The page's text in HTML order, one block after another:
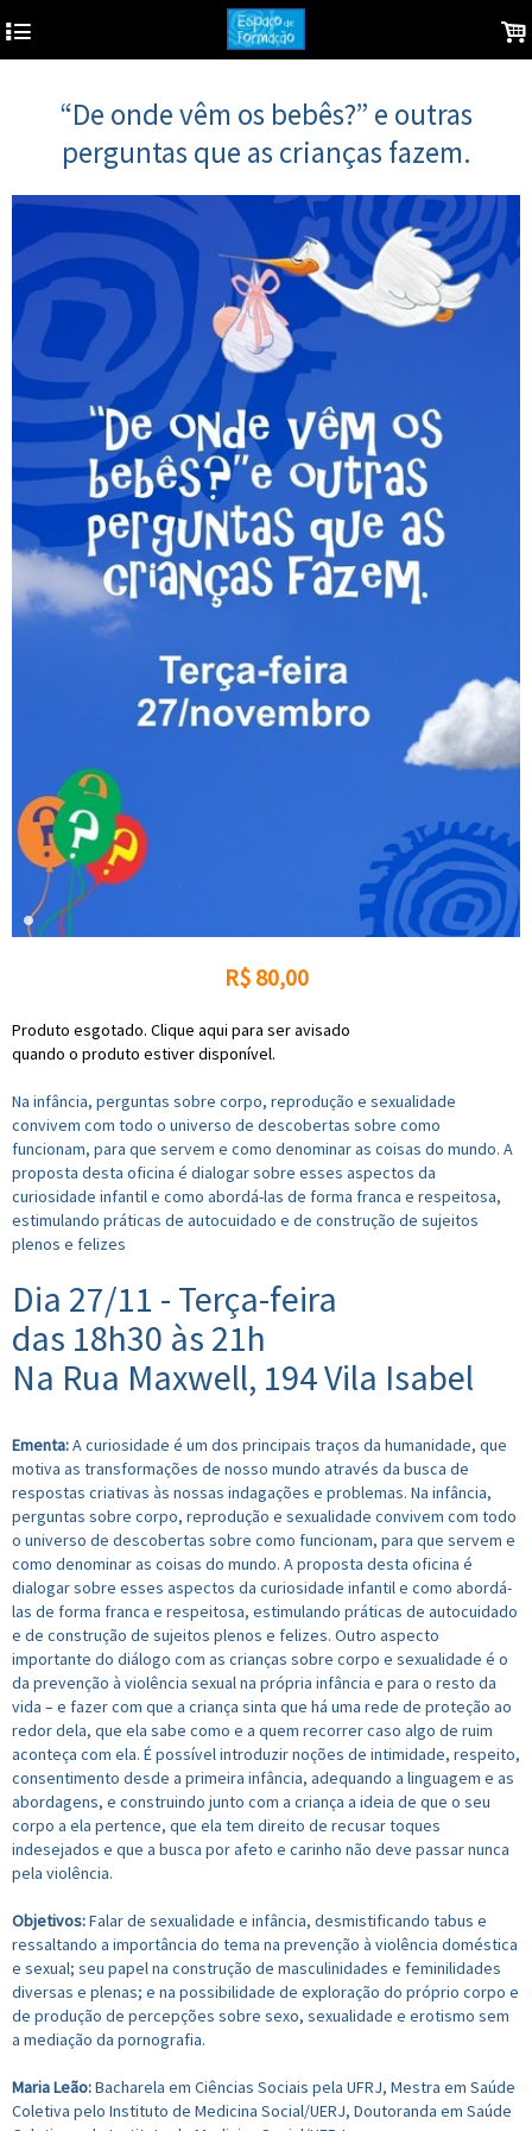
4 .
“De onde vêm os bebês?” e outras
perguntas que as crianças fazem.
R$ 80,00
Produto esgotado. Clique aqui para ser avisado
quando o produto estiver disponível.
Na infância, perguntas sobre corpo, reprodução e sexualidade
convivem com todo o universo de descobertas sobre como
funcionam, para que servem e como denominar as coisas do mundo. A
proposta desta oficina é dialogar sobre esses aspectos da
curiosidade infantil e como abordá-las de forma franca e respeitosa,
estimulando práticas de autocuidado e de construção de sujeitos
plenos e felizes
Dia 27/11 - Terça-feira
das 18h30 às 21h
Na Rua Maxwell, 194 Vila Isabel
Ementa:A curiosidade é um dos principais traços da humanidade, que
motiva as transformações de nosso mundo através da busca de
respostas criativas às nossas indagações e problemas. Na infância,
perguntas sobre corpo, reprodução e sexualidade convivem com todo
o universo de descobertas sobre como funcionam, para que servem e
como denominar as coisas do mundo. A proposta desta oficina é
dialogar sobre esses aspectos da curiosidade infantil e como abordá-
las de forma franca e respeitosa, estimulando práticas de autocuidado
e de construção de sujeitos plenos e felizes. Outro aspecto
importante do diálogo com as crianças sobre corpo e sexualidade é o
da prevenção à violência sexual na própria infância e para o resto da
vida – e fazer com que a criança sinta que há uma rede de proteção ao
redor dela, que ela sabe como e a quem recorrer caso algo de ruim
aconteça com ela. É possível introduzir noções de intimidade, respeito,
consentimento desde a primeira infância, adequando a linguagem e as
abordagens, e construindo junto com a criança a ideia de que o seu
corpo a ela pertence, que ela tem direito de recusar toques
indesejados e que a busca por afeto e carinho não deve passar nunca
pela violência.
Objetivos:Falar de sexualidade e infância, desmistificando tabus e
ressaltando a importância do tema na prevenção à violência doméstica
e sexual; seu papel na construção de masculinidades e feminilidades
diversas e plenas; e na possibilidade de exploração do próprio corpo e
de produção de percepções sobre sexo, sexualidade e erotismo sem
a mediação da pornografia.
Maria Leão:Bacharela em Ciências Sociais pela UFRJ, Mestra em Saúde
Coletiva pelo Instituto de Medicina Social/UERJ, Doutoranda em Saúde